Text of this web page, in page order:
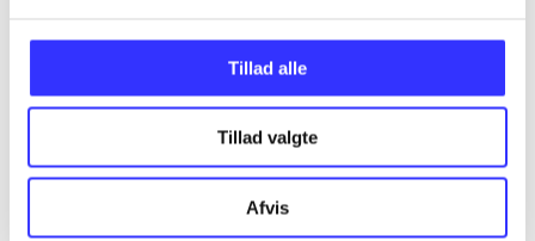
Tillad alle
Tillad valgte
Afvis